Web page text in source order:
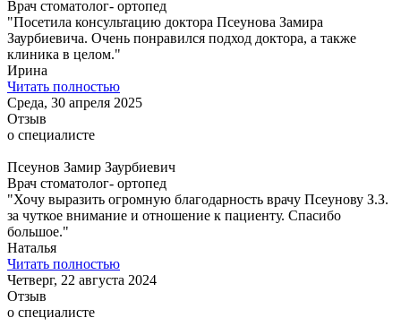
Врач стоматолог- ортопед
"Посетила консультацию доктора Псеунова Замира
Заурбиевича. Очень понравился подход доктора, а также
клиника в целом."
Ирина
Читать полностью
Среда, 30 апреля 2025
Отзыв
о специалисте
Псеунов Замир Заурбиевич
Врач стоматолог- ортопед
"Хочу выразить огромную благодарность врачу Псеунову З.З.
за чуткое внимание и отношение к пациенту. Спасибо
большое."
Наталья
Читать полностью
Четверг, 22 августа 2024
Отзыв
о специалисте